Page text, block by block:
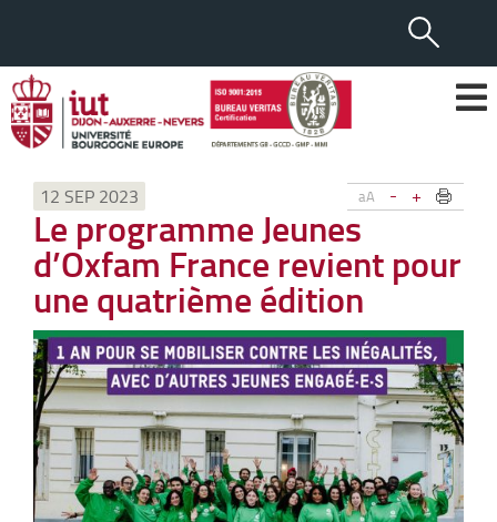
aA - +
12 SEP 2023
Le programme Jeunes
d’Oxfam France revient pour
une quatrième édition